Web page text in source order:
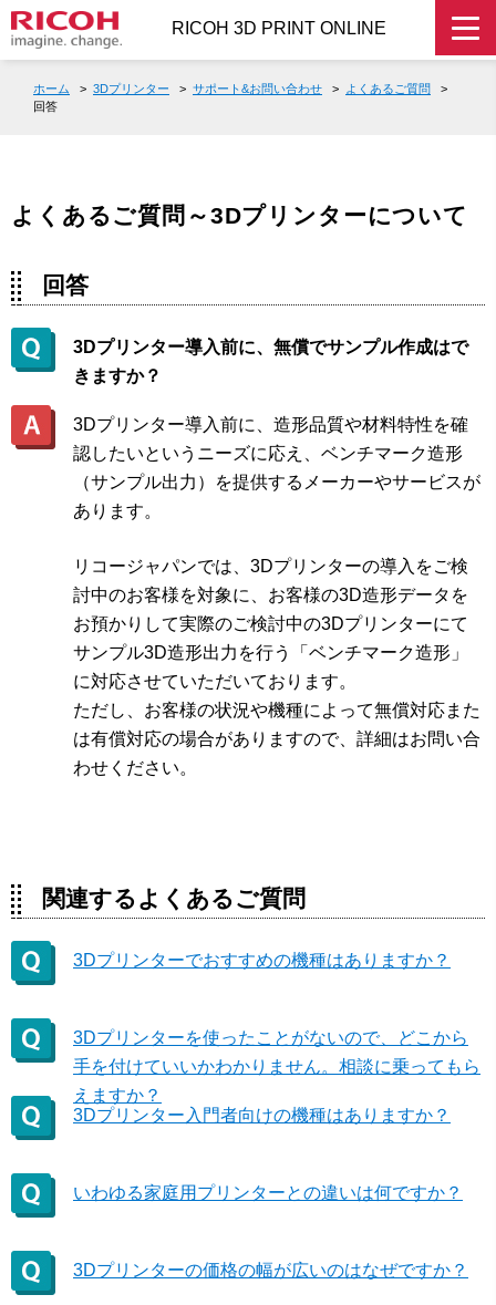
RICOH 3D PRINT ONLINE
ホーム > 3Dプリンター > サポート&お問い合わせ > よくあるご質問
>
回答
よくあるご質問～3Dプリンターについて
回答
3Dプリンター導入前に、無償でサンプル作成はで
きますか？
3Dプリンター導入前に、造形品質や材料特性を確
認したいというニーズに応え、ベンチマーク造形
（サンプル出力）を提供するメーカーやサービスが
あります。
リコージャパンでは、3Dプリンターの導入をご検
討中のお客様を対象に、お客様の3D造形データを
お預かりして実際のご検討中の3Dプリンターにて
サンプル3D造形出力を行う「ベンチマーク造形」
に対応させていただいております。
ただし、お客様の状況や機種によって無償対応また
は有償対応の場合がありますので、詳細はお問い合
わせください。
関連するよくあるご質問
3Dプリンターでおすすめの機種はありますか？
3Dプリンターを使ったことがないので、どこから
手を付けていいかわかりません。相談に乗ってもら
えますか？
3Dプリンター入門者向けの機種はありますか？
いわゆる家庭用プリンターとの違いは何ですか？
3Dプリンターの価格の幅が広いのはなぜですか？